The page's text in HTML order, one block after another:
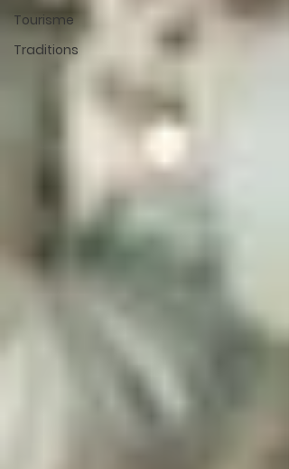
Tourisme
Traditions